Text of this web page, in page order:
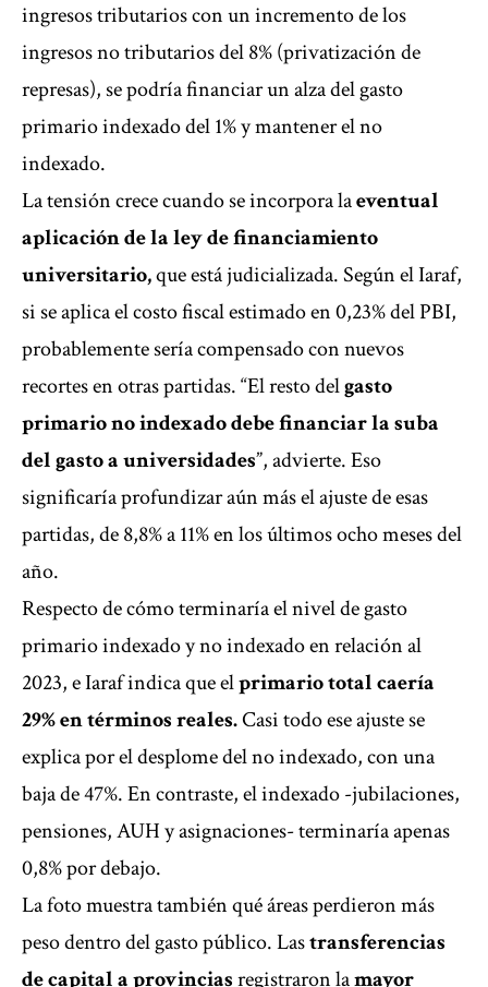
ingresos tributarios con un incremento de los
ingresos no tributarios del 8% (privatización de
represas), se podría financiar un alza del gasto
primario indexado del 1% y mantener el no
indexado.
La tensión crece cuando se incorpora laeventual
aplicación de la ley de financiamiento
universitario,que está judicializada.Según el Iaraf,
si se aplica el costo fiscal estimado en 0,23% del PBI,
probablemente sería compensado con nuevos
recortes en otras partidas. “El resto delgasto
primario no indexado debe financiar la suba
del gasto a universidades”, advierte. Eso
significaría profundizar aún más el ajuste de esas
partidas, de 8,8% a 11% en los últimos ocho meses del
año.
Respecto de cómo terminaría el nivel de gasto
primario indexado y no indexado en relación al
2023, e Iaraf indica que elprimario total caería
29% en términos reales.Casi todo ese ajuste se
explica por el desplome del no indexado, con una
baja de 47%. En contraste, el indexado -jubilaciones,
pensiones, AUH y asignaciones- terminaría apenas
0,8% por debajo.
La foto muestra también qué áreas perdieron más
peso dentro del gasto público. Lastransferencias
de capital a provinciasregistraron lamayor